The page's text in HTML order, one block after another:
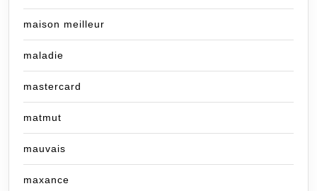
maison meilleur
maladie
mastercard
matmut
mauvais
maxance